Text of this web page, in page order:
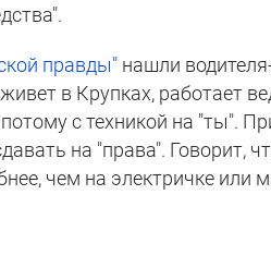
правды" нашли
в Крупках, работает
с техникой на "ты".
на "права". Говорит,
чем на электричке или